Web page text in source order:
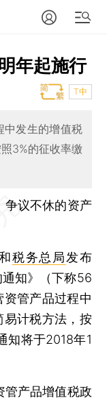
年起施行
T中
中发生的增值税
3%的征收率缴
争议不休的资产
税务总局发布
通知》（下称56
管产品过程中
易计税方法，按
知将于2018年1
产品增值税政